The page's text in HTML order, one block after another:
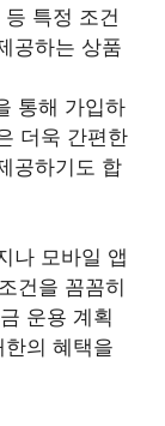
특정 조건
공하는 상품
통해 가입하
더욱 간편한
공하기도 합
나 모바일 앱
건을 꼼꼼히
운용 계획
의 혜택을